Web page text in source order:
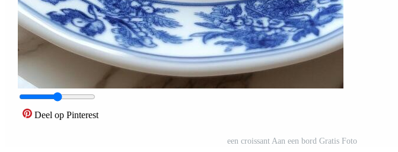
Deel op Pinterest
een croissant Aan een bord Gratis Foto